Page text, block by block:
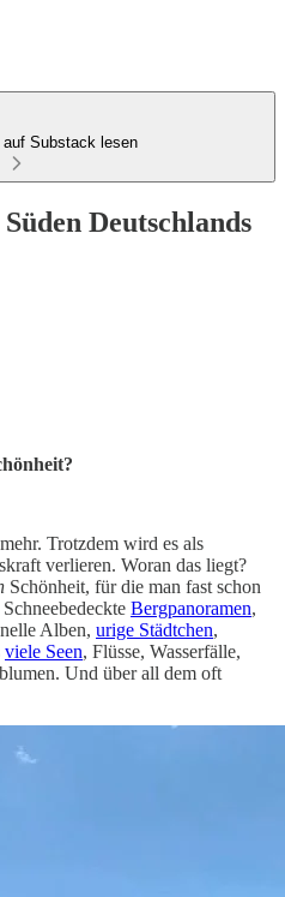
Substack lesen
Deutschlands
Trotzdem wird es als
verlieren. Woran das liegt?
Schönheit, für die man fast schon
Bergpanoramen,
Alben, urige Städtchen,
viele Seen, Flüsse, Wasserfälle,
Und über all dem oft